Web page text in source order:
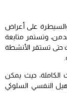
على أعراض
وتستمر متابعة
وذلك حتى تستقر الأنشطة
حيث يمكن
النفسي السلوكي